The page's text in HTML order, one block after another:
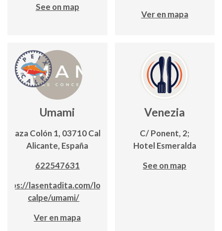
See on map
Ver en mapa
Umami
Plaza Colón 1, 03710 Calp,
Alicante, España
622547631
lasentadita.com/locales-
calpe/umami/
Ver en mapa
Venezia
C/ Ponent, 2;
Hotel Esmeralda
See on map